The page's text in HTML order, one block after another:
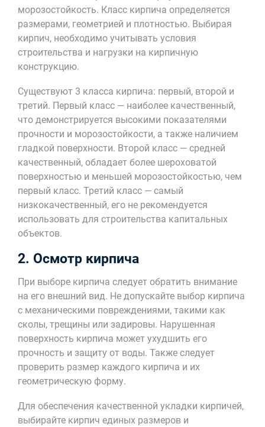
морозостойкость. Класс кирпича определяется
размерами, геометрией и плотностью. Выбирая
кирпич, необходимо учитывать условия
строительства и нагрузки на кирпичную
конструкцию.
Существуют 3 класса кирпича: первый, второй и
третий. Первый класс — наиболее качественный,
что демонстрируется высокими показателями
прочности и морозостойкости, а также наличием
гладкой поверхности. Второй класс — средней
качественный, обладает более шероховатой
поверхностью и меньшей морозостойкостью, чем
первый класс. Третий класс — самый
низкокачественный, его не рекомендуется
использовать для строительства капитальных
объектов.
2. Осмотр кирпича
При выборе кирпича следует обратить внимание
на его внешний вид. Не допускайте выбор кирпича
с механическими повреждениями, такими как
сколы, трещины или задировы. Нарушенная
поверхность кирпича может ухудшить его
прочность и защиту от воды. Также следует
проверить размер каждого кирпича и их
геометрическую форму.
Для обеспечения качественной укладки кирпичей,
выбирайте кирпич единых размеров и